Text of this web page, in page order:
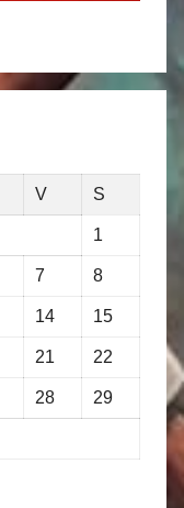
V S
1
7 8
14 15
21 22
28 29